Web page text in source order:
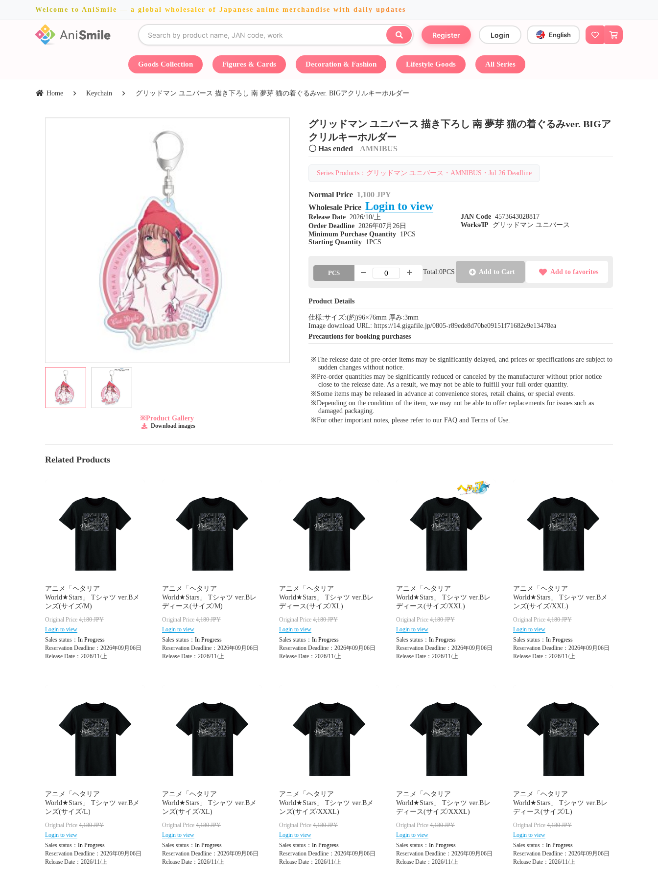
Welcome to AniSmile — a global wholesaler of Japanese anime merchandise with daily updates
Register Login English
Goods Collection Figures & Cards Decoration & Fashion Lifestyle Goods All Series
Home Keychain グリッドマン ユニバース 描き下ろし 南 夢芽 猫の着ぐるみver. BIGアクリルキーホルダー
※Product Gallery
Download images
グリッドマン ユニバース 描き下ろし 南 夢芽 猫の着ぐるみver. BIGア
クリルキーホルダー
〇 Has ended AMNIBUS
Series Products：グリッドマン ユニバース・AMNIBUS・Jul 26 Deadline
Normal Price 1,100 JPY
Wholesale Price Login to view
Release Date 2026/10/上
Order Deadline 2026年07月26日
Minimum Purchase Quantity
1PCS
Starting Quantity
1PCS
JAN Code 4573643028817
Works/IP
グリッドマン ユニバース
PCS Total:0PCS Add to Cart Add to favorites
Product Details
仕様:サイズ:(約)96×76mm 厚み:3mm
Image download URL: https://14.gigafile.jp/0805-r89ede8d70be09151f71682e9e13478ea
Precautions for booking purchases
※The release date of pre-order items may be significantly delayed, and prices or specifications are subject to
sudden changes without notice.
※Pre-order quantities may be significantly reduced or canceled by the manufacturer without prior notice
close to the release date. As a result, we may not be able to fulfill your full order quantity.
※Some items may be released in advance at convenience stores, retail chains, or special events.
※Depending on the condition of the item, we may not be able to offer replacements for issues such as
damaged packaging.
※For other important notes, please refer to our FAQ and Terms of Use.
Related Products
アニメ「ヘタリア
World★Stars」 Tシャツ ver.Bメ
ンズ(サイズ/M)
Original Price 4,180JPY
Login to view
Sales status： In Progress
Reservation Deadline：2026年09月06日
Release Date：2026/11/上
アニメ「ヘタリア
World★Stars」 Tシャツ ver.Bレ
ディース(サイズ/M)
Original Price 4,180JPY
Login to view
Sales status： In Progress
Reservation Deadline：2026年09月06日
Release Date：2026/11/上
アニメ「ヘタリア
World★Stars」 Tシャツ ver.Bレ
ディース(サイズ/XL)
Original Price 4,180JPY
Login to view
Sales status： In Progress
Reservation Deadline：2026年09月06日
Release Date：2026/11/上
アニメ「ヘタリア
World★Stars」 Tシャツ ver.Bレ
ディース(サイズ/XXL)
Original Price 4,180JPY
Login to view
Sales status： In Progress
Reservation Deadline：2026年09月06日
Release Date：2026/11/上
アニメ「ヘタリア
World★Stars」 Tシャツ ver.Bメ
ンズ(サイズ/XXL)
Original Price 4,180JPY
Login to view
Sales status： In Progress
Reservation Deadline：2026年09月06日
Release Date：2026/11/上
アニメ「ヘタリア
World★Stars」 Tシャツ ver.Bメ
ンズ(サイズ/L)
Original Price 4,180JPY
Login to view
Sales status： In Progress
Reservation Deadline：2026年09月06日
Release Date：2026/11/上
アニメ「ヘタリア
World★Stars」 Tシャツ ver.Bメ
ンズ(サイズ/XL)
Original Price 4,180JPY
Login to view
Sales status： In Progress
Reservation Deadline：2026年09月06日
Release Date：2026/11/上
アニメ「ヘタリア
World★Stars」 Tシャツ ver.Bメ
ンズ(サイズ/XXXL)
Original Price 4,180JPY
Login to view
Sales status： In Progress
Reservation Deadline：2026年09月06日
Release Date：2026/11/上
アニメ「ヘタリア
World★Stars」 Tシャツ ver.Bレ
ディース(サイズ/XXXL)
Original Price 4,180JPY
Login to view
Sales status： In Progress
Reservation Deadline：2026年09月06日
Release Date：2026/11/上
アニメ「ヘタリア
World★Stars」 Tシャツ ver.Bレ
ディース(サイズ/L)
Original Price 4,180JPY
Login to view
Sales status： In Progress
Reservation Deadline：2026年09月06日
Release Date：2026/11/上